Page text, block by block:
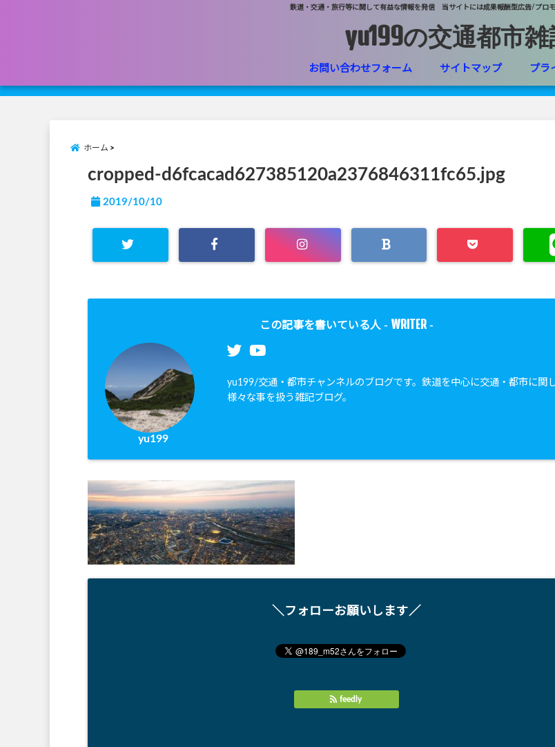
鉄道・交通・旅行等に関して有益な情報を発信 当サイトには成果報酬型広告/プロ
yu199の交通都市
お問い合わせフォーム サイトマップ プラ
ホーム
cropped-d6fcacad627385120a2376846311fc65.jpg
2019/10/10
この記事を書いている人 - WRITER -
yu199
yu199/交通・都市チャンネルのブログです。鉄道を中心に交通・都市に関
様々な事を扱う雑記ブログ。
＼フォローお願いします／
feedly